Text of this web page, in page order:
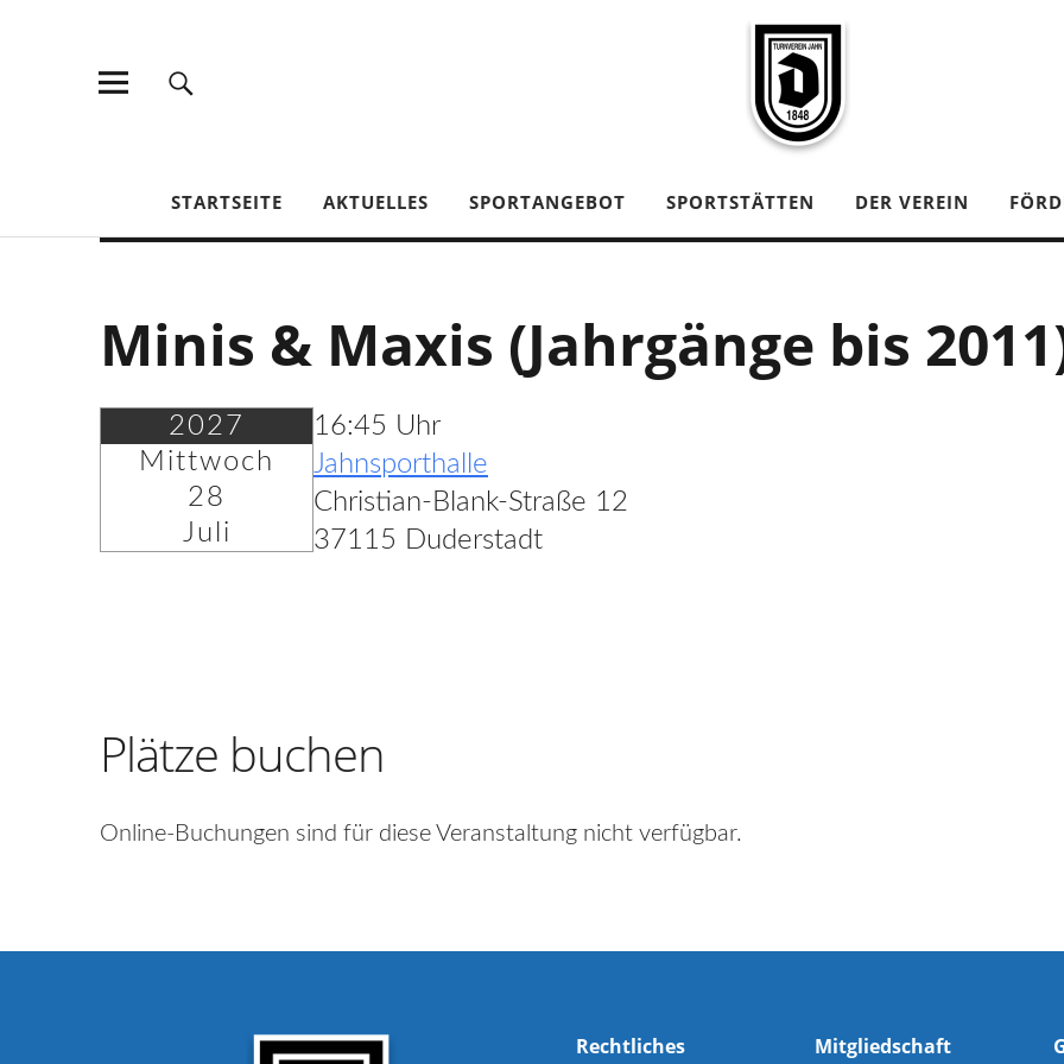
STARTSEITE AKTUELLES SPORTANGEBOT SPORTSTÄTTEN DER VEREIN
Minis & Maxis (Jahrgänge bis
2027
Mittwoch
28
Juli
16:45 Uhr
Jahnsporthalle
Christian-Blank-Straße 12
37115 Duderstadt
Plätze buchen
Online-Buchungen sind für diese Veranstaltung nicht verfügbar.
Rechtliches Mitgliedschaft